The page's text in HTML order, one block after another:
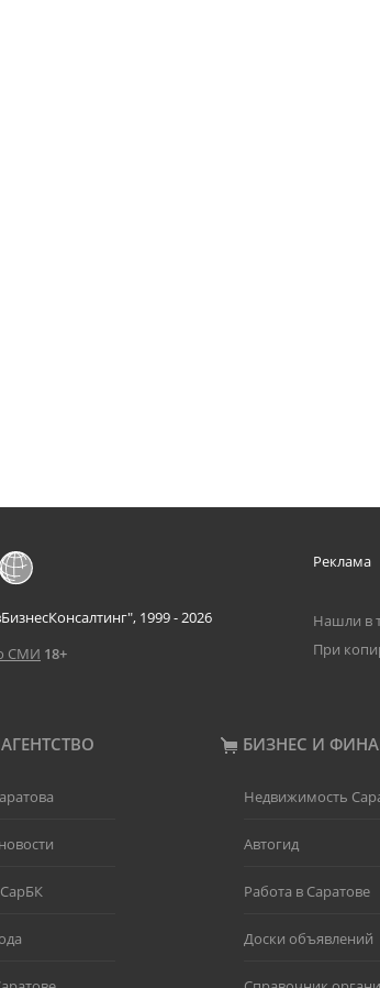
1999 - 2026
СМИ 18+
Реклама
Нашли в
При
БИЗНЕС И
Недвижимость
Автогид
Работа в Саратове
Доски объявлений